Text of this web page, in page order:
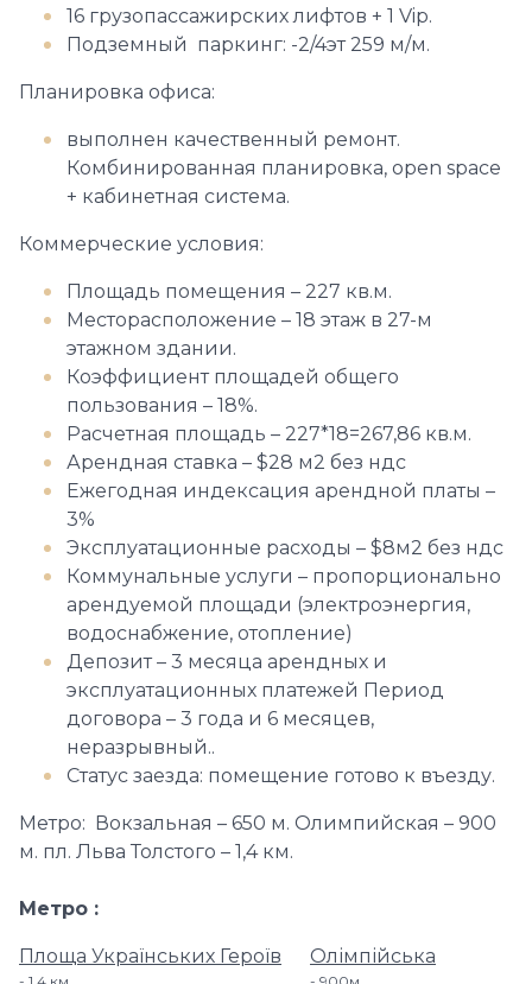
16 грузопассажирских лифтов + 1 Vip.
Подземный паркинг: -2/4эт 259 м/м.
Планировка офиса:
выполнен качественный ремонт.
Комбинированная планировка, open space
+ кабинетная система.
Коммерческие условия:
Площадь помещения – 227 кв.м.
Месторасположение – 18 этаж в 27-м
этажном здании.
Коэффициент площадей общего
пользования – 18%.
Расчетная площадь – 227*18=267,86 кв.м.
Арендная ставка – $28 м2 без ндс
Ежегодная индексация арендной платы –
3%
Эксплуатационные расходы – $8м2 без ндс
Коммунальные услуги – пропорционально
арендуемой площади (электроэнергия,
водоснабжение, отопление)
Депозит – 3 месяца арендных и
эксплуатационных платежей Период
договора – 3 года и 6 месяцев,
неразрывный..
Статус заезда: помещение готово к въезду.
Метро: Вокзальная – 650 м. Олимпийская – 900
м. пл. Льва Толстого – 1,4 км.
Метро
Площа Українських Героїв Олімпійська